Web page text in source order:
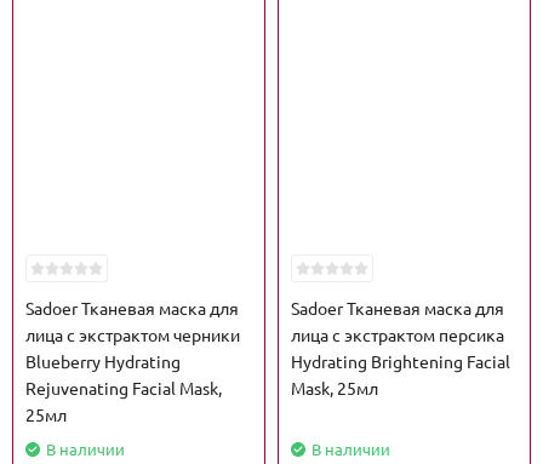
Sadoer Тканевая маска для
лица с экстрактом черники
Blueberry Hydrating
Rejuvenating Facial Mask,
25мл
В наличии
Sadoer Тканевая маска для
лица с экстрактом персика
Hydrating Brightening Facial
Mask, 25мл
В наличии